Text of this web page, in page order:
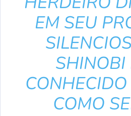
EM SEU
SHINOBI
COMO